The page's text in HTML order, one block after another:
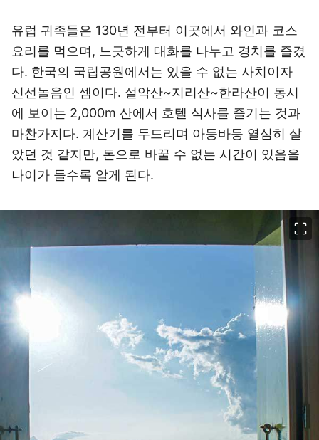
유럽 귀족들은 130년 전부터 이곳에서 와인과 코스
요리를 먹으며, 느긋하게 대화를 나누고 경치를 즐겼
다. 한국의 국립공원에서는 있을 수 없는 사치이자
신선놀음인 셈이다. 설악산~지리산~한라산이 동시
에 보이는 2,000m 산에서 호텔 식사를 즐기는 것과
마찬가지다. 계산기를 두드리며 아등바등 열심히 살
았던 것 같지만, 돈으로 바꿀 수 없는 시간이 있음을
나이가 들수록 알게 된다.